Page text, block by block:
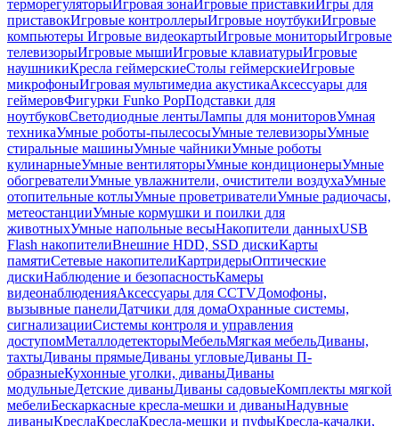
терморегуляторыИгровая зонаИгровые приставкиИгры для
приставокИгровые контроллерыИгровые ноутбукиИгровые
компьютеры Игровые видеокартыИгровые мониторыИгровые
телевизорыИгровые мышиИгровые клавиатурыИгровые
наушникиКресла геймерскиеСтолы геймерскиеИгровые
микрофоныИгровая мультимедиа акустикаАксессуары для
геймеровФигурки Funko PopПодставки для
ноутбуковСветодиодные лентыЛампы для мониторовУмная
техникаУмные роботы-пылесосыУмные телевизорыУмные
стиральные машиныУмные чайникиУмные роботы
кулинарныеУмные вентиляторыУмные кондиционерыУмные
обогревателиУмные увлажнители, очистители воздухаУмные
отопительные котлыУмные проветривателиУмные радиочасы,
метеостанцииУмные кормушки и поилки для
животныхУмные напольные весыНакопители данныхUSB
Flash накопителиВнешние HDD, SSD дискиКарты
памятиСетевые накопителиКартридерыОптические
дискиНаблюдение и безопасностьКамеры
видеонаблюденияАксессуары для CCTVДомофоны,
вызывные панелиДатчики для домаОхранные системы,
сигнализацииСистемы контроля и управления
доступомМеталлодетекторыМебельМягкая мебельДиваны,
тахтыДиваны прямыеДиваны угловыеДиваны П-
образныеКухонные уголки, диваныДиваны
модульныеДетские диваныДиваны садовыеКомплекты мягкой
мебелиБескаркасные кресла-мешки и диваныНадувные
диваныКреслаКреслаКресла-мешки и пуфыКресла-качалки,